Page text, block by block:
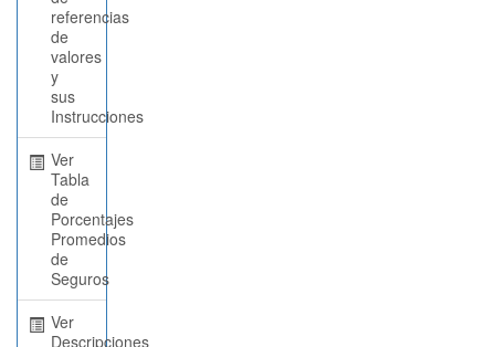
referencias
de
valores
y
sus
Instrucciones
Ver
Tabla
de
Porcentajes
Promedios
de
Seguros
Ver
Descripciones